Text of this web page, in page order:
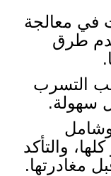
في معالجة
طرق
التسرب
سهولة.
والتأكد
مغادرتها.